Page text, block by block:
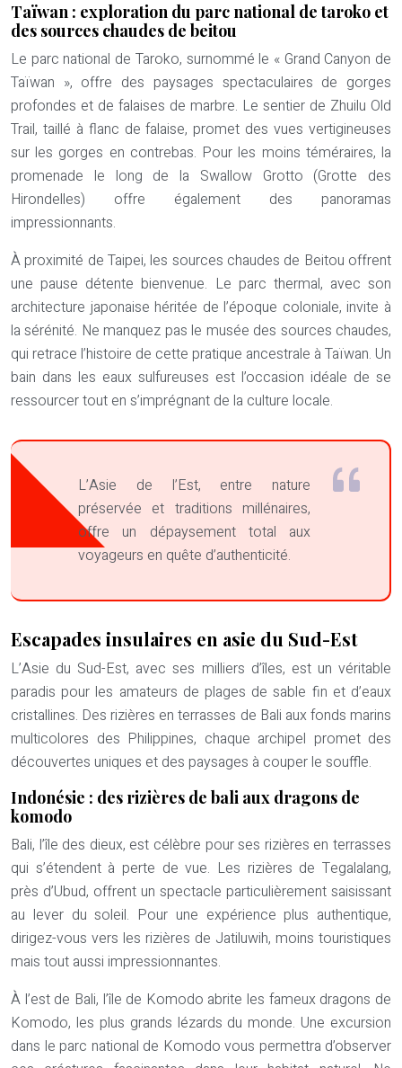
Taïwan : exploration du parc national de taroko et
des sources chaudes de beitou
Le parc national de Taroko, surnommé le « Grand Canyon de
Taïwan », offre des paysages spectaculaires de gorges
profondes et de falaises de marbre. Le sentier de Zhuilu Old
Trail, taillé à flanc de falaise, promet des vues vertigineuses
sur les gorges en contrebas. Pour les moins téméraires, la
promenade le long de la Swallow Grotto (Grotte des
Hirondelles) offre également des panoramas
impressionnants.
À proximité de Taipei, les sources chaudes de Beitou offrent
une pause détente bienvenue. Le parc thermal, avec son
architecture japonaise héritée de l’époque coloniale, invite à
la sérénité. Ne manquez pas le musée des sources chaudes,
qui retrace l’histoire de cette pratique ancestrale à Taïwan. Un
bain dans les eaux sulfureuses est l’occasion idéale de se
ressourcer tout en s’imprégnant de la culture locale.
L’Asie de l’Est, entre nature
préservée et traditions millénaires,
offre un dépaysement total aux
voyageurs en quête d’authenticité.
Escapades insulaires en asie du Sud-Est
L’Asie du Sud-Est, avec ses milliers d’îles, est un véritable
paradis pour les amateurs de plages de sable fin et d’eaux
cristallines. Des rizières en terrasses de Bali aux fonds marins
multicolores des Philippines, chaque archipel promet des
découvertes uniques et des paysages à couper le souffle.
Indonésie : des rizières de bali aux dragons de
komodo
Bali, l’île des dieux, est célèbre pour ses rizières en terrasses
qui s’étendent à perte de vue. Les rizières de Tegalalang,
près d’Ubud, offrent un spectacle particulièrement saisissant
au lever du soleil. Pour une expérience plus authentique,
dirigez-vous vers les rizières de Jatiluwih, moins touristiques
mais tout aussi impressionnantes.
À l’est de Bali, l’île de Komodo abrite les fameux dragons de
Komodo, les plus grands lézards du monde. Une excursion
dans le parc national de Komodo vous permettra d’observer